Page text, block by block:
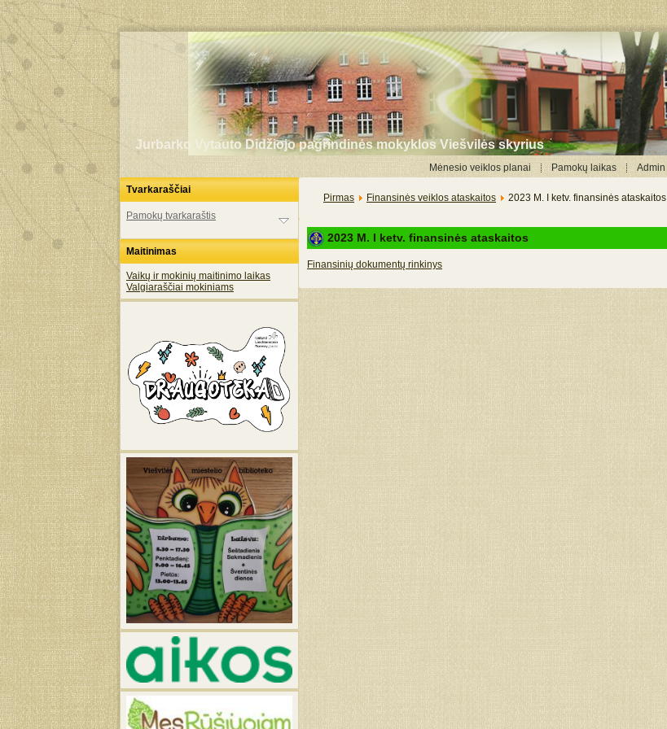
Jurbarko Vytauto Didžiojo pagrindinės mokyklos Viešvilės skyrius
Mėnesio veiklos planai Pamokų laikas
Admin
Tvarkaraščiai
Pamokų tvarkaraštis
Maitinimas
Vaikų ir mokinių maitinimo laikas
Valgiaraščiai mokiniams
Pirmas Finansinės veiklos ataskaitos 2023 M. I ketv. finansinės ataskaitos
2023 M. I ketv. finansinės ataskaitos
Finansinių dokumentų rinkinys